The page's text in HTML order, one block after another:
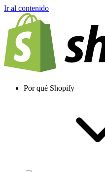
Ir al contenido
Por qué Shopify